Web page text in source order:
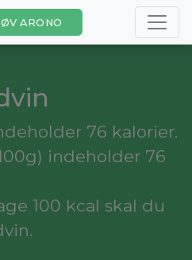
ARONO
76 kalorier.
indeholder 76
100 kcal skal du